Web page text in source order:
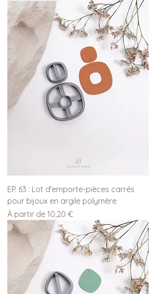
EP. 63 : Lot d'emporte-pièces carrés
pour bijoux en argile polymère
À partir de 10,20 €
Prix promotionnel